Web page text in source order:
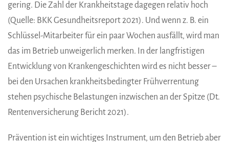
gering. Die Zahl der Krankheitstage dagegen relativ hoch
(Quelle: BKK Gesundheitsreport 2021). Und wenn z. B. ein
Schlüssel-Mitarbeiter für ein paar Wochen ausfällt, wird man
das im Betrieb unweigerlich merken. In der langfristigen
Entwicklung von Krankengeschichten wird es nicht besser –
bei den Ursachen krankheitsbedingter Frühverrentung
stehen psychische Belastungen inzwischen an der Spitze (Dt.
Rentenversicherung Bericht 2021).
Prävention ist ein wichtiges Instrument, um den Betrieb aber